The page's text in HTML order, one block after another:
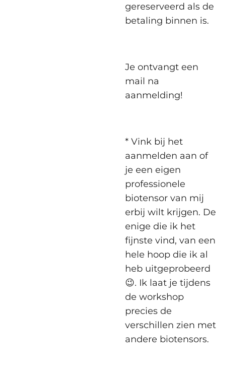
gereserveerd als de
betaling binnen is.
Je ontvangt een
mail na
aanmelding!
* Vink bij het
aanmelden aan of
je een eigen
professionele
biotensor van mij
erbij wilt krijgen. De
enige die ik het
fijnste vind, van een
hele hoop die ik al
heb uitgeprobeerd
😉. Ik laat je tijdens
de workshop
precies de
verschillen zien met
andere biotensors.